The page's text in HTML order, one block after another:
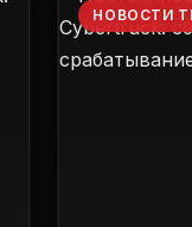
НОВОСТИ